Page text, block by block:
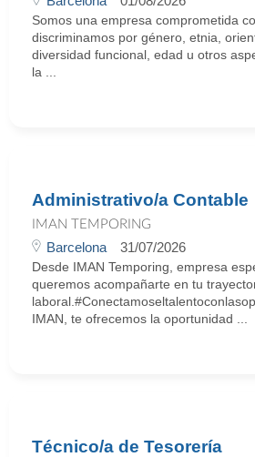
Somos una empresa comprometida
discriminamos por género, etnia,
diversidad funcional, edad u otros
la ...
Administrativo/a Contable
IMAN TEMPORING
Barcelona 31/07/2026
Desde IMAN Temporing, empresa
queremos acompañarte en tu
IMAN, te ofrecemos la oportunidad ...
Técnico/a de Tesorería